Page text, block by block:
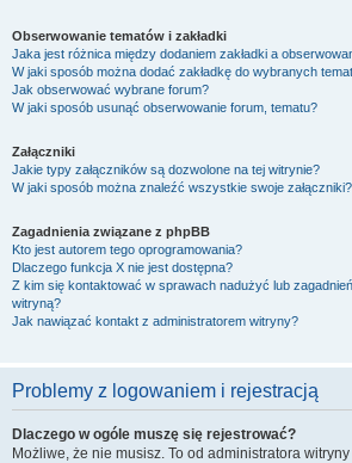
Obserwowanie tematów i zakładki
Jaka jest różnica między dodaniem zakładki a
W jaki sposób można dodać zakładkę do wybranych
Jak obserwować wybrane forum?
W jaki sposób usunąć obserwowanie forum, tematu?
Załączniki
Jakie typy załączników są dozwolone na tej witrynie?
W jaki sposób można znaleźć wszystkie swoje załączniki?
Zagadnienia związane z phpBB
Kto jest autorem tego oprogramowania?
Dlaczego funkcja X nie jest dostępna?
Z kim się kontaktować w sprawach nadużyć lub
witryną?
Jak nawiązać kontakt z administratorem witryny?
Problemy z logowaniem i rejestracją
Dlaczego w ogóle muszę się rejestrować?
Możliwe, że nie musisz. To od administratora